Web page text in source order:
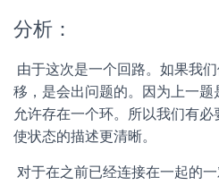
分析：
由于这次是一个回路。如果我
移，是会出问题的。因为上一题
允许存在一个环。所以我们有
使状态的描述更清晰。
对于在之前已经连接在一起的